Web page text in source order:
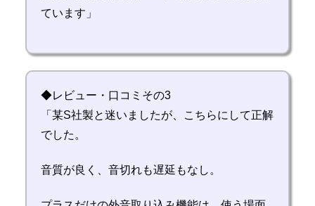
ています」
◆レビュー・口コミその3
「某S社製と迷いましたが、こちらにして正解
でした。
音質が良く、音切れも遅延もなし。